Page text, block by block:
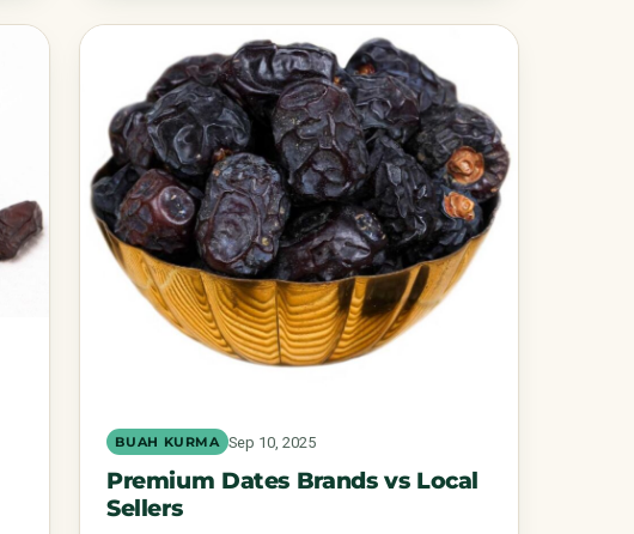
BUAH KURMA Sep 10, 2025
Premium Dates Brands vs Local
Sellers